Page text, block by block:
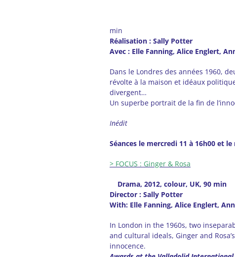
min
Réalisation : Sally Potter
Avec : Elle Fanning, Alice Englert,
Dans le Londres des années 1960,
révolte à la maison et idéaux
divergent…
Un superbe portrait de la fin de
Inédit
Séances le mercredi 11 à 16h00 et
> FOCUS : Ginger & Rosa
Drama, 2012, colour, UK, 90 min
Director : Sally Potter
With: Elle Fanning, Alice Englert,
In London in the 1960s, two
and cultural ideals, Ginger and
innocence.